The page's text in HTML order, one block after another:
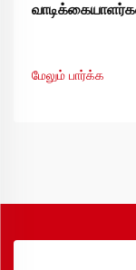
மேலும் பார்க்க